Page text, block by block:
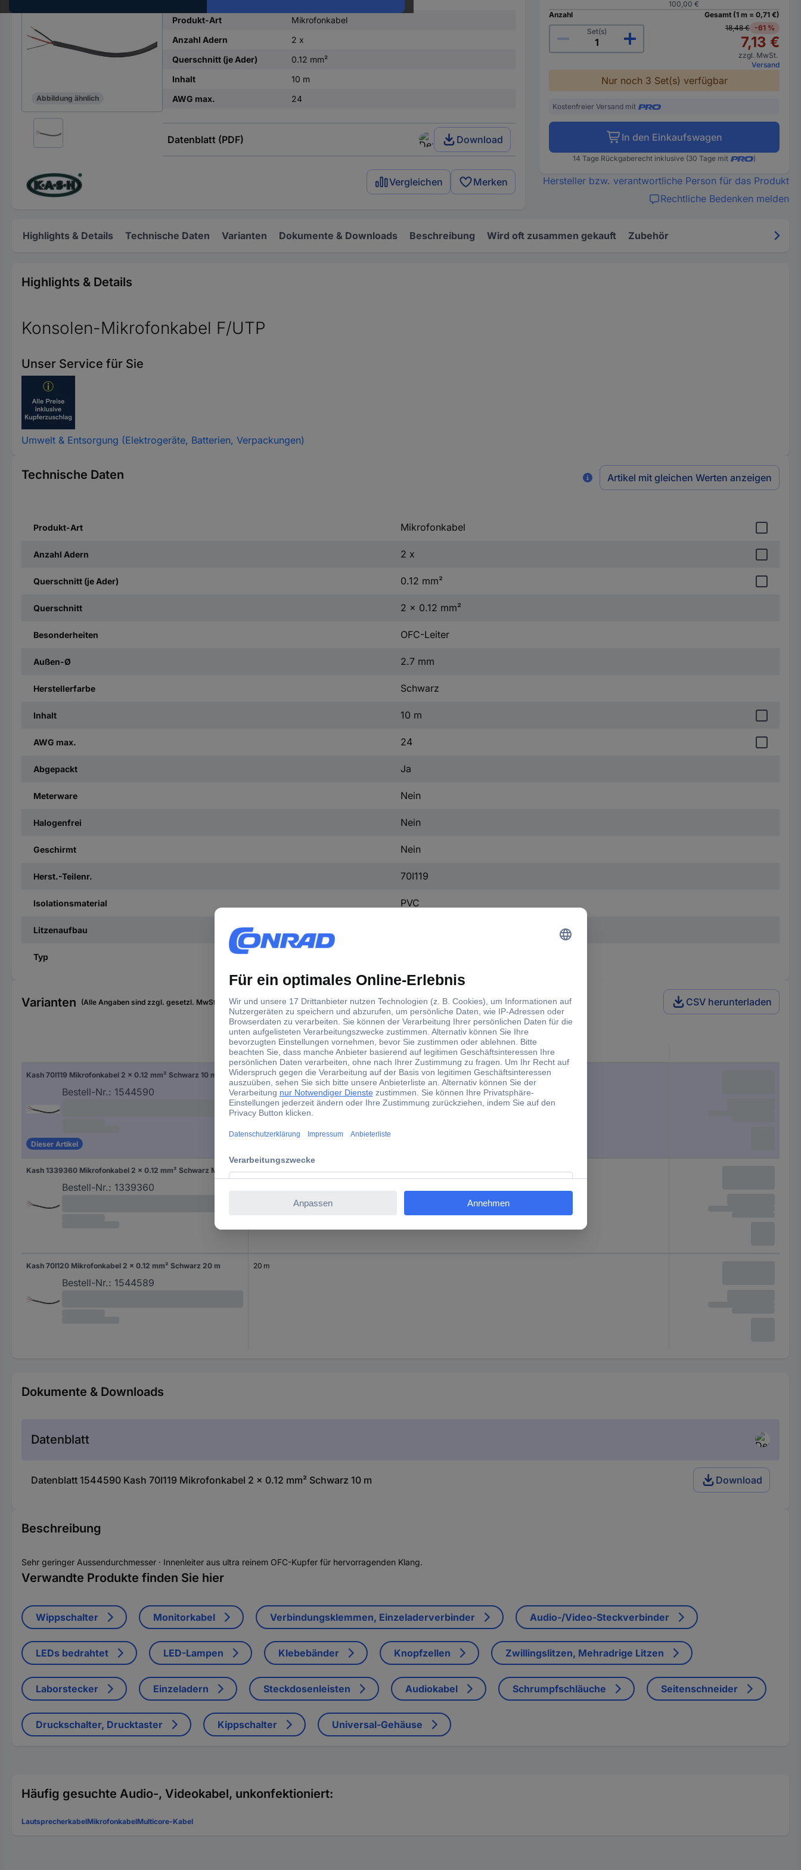
Nr.
ein
Abbildung ähnlich
Produkt-Art
Mikrofonkabel
Anzahl Adern
2 x
Querschnitt (je Ader)
0.12 mm²
Inhalt
10 m
AWG max.
24
Datenblatt (PDF) Download
Vergleichen Merken
100,00 €
Anzahl
Set(s)
Gesamt (1 m = 0,71 €)
18,48 €
-61 %
7,13 €
zzgl. MwSt.
Versand
Nur noch 3 Set(s) verfügbar
Kostenfreier Versand mit
In den Einkaufswagen
14 Tage Rückgaberecht inklusive (30 Tage mit )
Hersteller bzw. verantwortliche Person für das Produkt
Rechtliche Bedenken melden
Highlights & Details Technische Daten Varianten Dokumente & Downloads Beschreibung Wird oft zusammen gekauft Zubehör
Highlights & Details
Konsolen-Mikrofonkabel F/UTP
Unser Service für Sie
Umwelt & Entsorgung (Elektrogeräte, Batterien, Verpackungen)
Technische Daten Artikel mit gleichen Werten anzeigen
Produkt-Art Mikrofonkabel
Anzahl Adern 2 x
Querschnitt (je Ader) 0.12 mm²
Querschnitt 2 x 0.12 mm²
Besonderheiten OFC-Leiter
Außen-Ø 2.7 mm
Herstellerfarbe Schwarz
Inhalt 10 m
AWG max. 24
Abgepackt Ja
Meterware Nein
Halogenfrei Nein
Geschirmt Nein
Herst.-Teilenr. 70I119
Isolationsmaterial PVC
Litzenaufbau
Typ
Varianten (Alle Angaben sind zzgl. gesetzl. MwSt., zzgl. Versand) CSV herunterladen
Inhalt
Kash 70I119 Mikrofonkabel 2 x 0.12 mm² Schwarz 10 m
Bestell-Nr.: 1544590
Dieser Artikel
10 m
Kash 1339360 Mikrofonkabel 2 x 0.12 mm² Schwarz Meterware
Bestell-Nr.: 1339360
Meterware
Kash 70I120 Mikrofonkabel 2 x 0.12 mm² Schwarz 20 m
Bestell-Nr.: 1544589
20 m
Dokumente & Downloads
Datenblatt
Datenblatt 1544590 Kash 70I119 Mikrofonkabel 2 x 0.12 mm² Schwarz 10 m Download
Beschreibung
Sehr geringer Aussendurchmesser · Innenleiter aus ultra reinem OFC-Kupfer für hervorragenden Klang.
Verwandte Produkte finden Sie hier
Wippschalter Monitorkabel Verbindungsklemmen, Einzeladerverbinder Audio-/Video-Steckverbinder
LEDs bedrahtet LED-Lampen Klebebänder Knopfzellen Zwillingslitzen, Mehradrige Litzen
Laborstecker Einzeladern Steckdosenleisten Audiokabel Schrumpfschläuche Seitenschneider
Druckschalter, Drucktaster Kippschalter Universal-Gehäuse
Häufig gesuchte Audio-, Videokabel, unkonfektioniert:
LautsprecherkabelMikrofonkabelMulticore-Kabel